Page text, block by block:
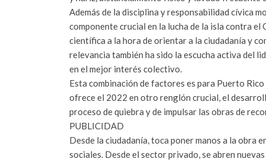
Además de la disciplina y responsabilidad cívica
componente crucial en la lucha de la isla contra
científica a la hora de orientar a la ciudadanía y
relevancia también ha sido la escucha activa del
en el mejor interés colectivo.
Esta combinación de factores es para Puerto
ofrece el 2022 en otro renglón crucial, el
proceso de quiebra y de impulsar las obras de
PUBLICIDAD
Desde la ciudadanía, toca poner manos a la obra
sociales. Desde el sector privado, se abren